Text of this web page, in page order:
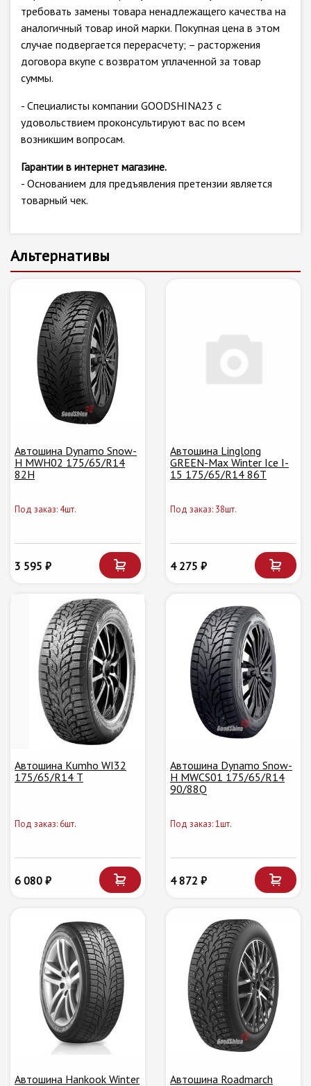
требовать замены товара ненадлежащего качества на
аналогичный товар иной марки. Покупная цена в этом
случае подвергается перерасчету; – расторжения
договора вкупе с возвратом уплаченной за товар
суммы.
- Специалисты компании GOODSHINA23 с
удовольствием проконсультируют вас по всем
возникшим вопросам.
Гарантии в интернет магазине.
- Основанием для предъявления претензии является
товарный чек.
Альтернативы
Автошина Dynamo Snow-
H MWH02 175/65/R14
82H
Под заказ: 4шт.
3 595 ₽
Автошина Linglong
GREEN-Max Winter Ice I-
15 175/65/R14 86T
Под заказ: 38шт.
4 275 ₽
Автошина Kumho WI32
175/65/R14 T
Под заказ: 6шт.
6 080 ₽
Автошина Dynamo Snow-
H MWCS01 175/65/R14
90/88Q
Под заказ: 1шт.
4 872 ₽
Автошина Hankook Winter
Автошина Roadmarch